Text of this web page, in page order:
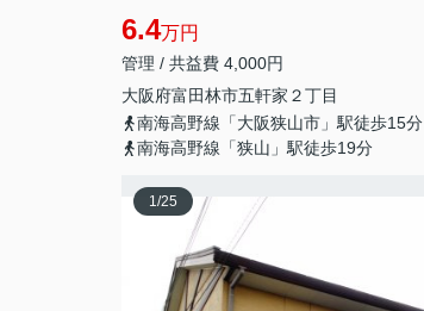
6.4万円
管理 / 共益費 4,000円
大阪府富田林市五軒家 ２丁目
南海高野線「大阪狭山市」駅徒歩15分
南海高野線「狭山」駅徒歩19分
1/25